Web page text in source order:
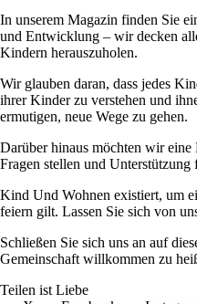
In unserem Magazin finden Sie
und Entwicklung – wir decken
Kindern herauszuholen.
Wir glauben daran, dass jedes
ihrer Kinder zu verstehen und
ermutigen, neue Wege zu gehen.
Darüber hinaus möchten wir
Fragen stellen und
Kind Und Wohnen existiert, um
feiern gilt. Lassen Sie sich von
Schließen Sie sich uns an auf
Gemeinschaft willkommen zu
Teilen ist Liebe